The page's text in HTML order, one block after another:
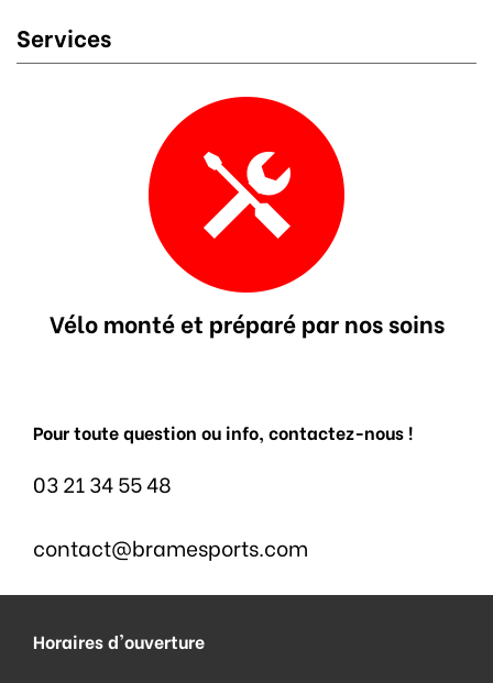
Services
Vélo monté et préparé par nos soins
Pour toute question ou info, contactez-nous !
03 21 34 55 48
contact@bramesports.com
Horaires d'ouverture